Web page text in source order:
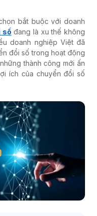
bắt buộc với doanh
số đang là xu thế không
doanh nghiệp Việt đã
đổi số trong hoạt động
thành công mới ấn
ích của chuyển đổi số